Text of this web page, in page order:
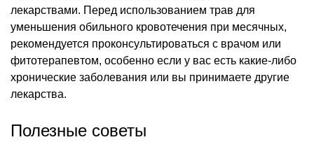
лекарствами. Перед использованием трав для
уменьшения обильного кровотечения при месячных,
рекомендуется проконсультироваться с врачом или
фитотерапевтом, особенно если у вас есть какие-либо
хронические заболевания или вы принимаете другие
лекарства.
Полезные советы